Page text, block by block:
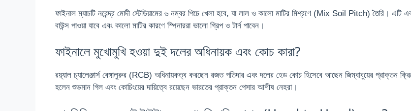
ফাইনাল ম্যাচটি নরেন্দ্র মোদী স্টেডিয়ামের ৬ নম্বর পিচে খেলা হবে, যা লাল ও কালো মাটির মিশ্রণে (Mix Soil Pitch) তৈরি। এটি
বাউন্স পাওয়া যাবে এবং কালো মাটির কারণে স্পিনাররা ভালো গ্রিপ ও টার্ন পাবেন।
ফাইনালে মুখোমুখি হওয়া দুই দলের অধিনায়ক এবং কোচ কারা?
রয়্যাল চ্যালেঞ্জার্স বেঙ্গালুরুর (RCB) অধিনায়কত্ব করছেন রজত পতিদার এবং দলের হেড কোচ হিসেবে আছেন জিম্বাবুয়ের প্রাক্তন
হলেন শুভমান গিল এবং কোচিংয়ের দায়িত্বে রয়েছেন ভারতের প্রাক্তন পেসার আশীষ নেহরা।